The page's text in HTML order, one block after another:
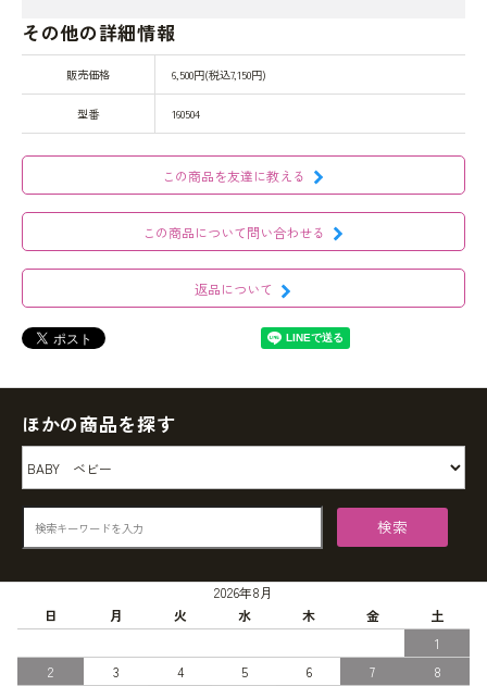
その他の詳細情報
販売価格 6,500円(税込7,150円)
型番 160504
この商品を友達に教える
この商品について問い合わせる
返品について
ほかの商品を探す
検索
2026年8月
日
月 火 水 木 金
土
1
2
3 4 5 6 7
8